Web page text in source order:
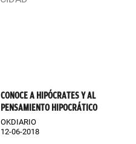
CONOCE A HIPÓCRATES Y AL
PENSAMIENTO HIPOCRÁTICO
OKDIARIO
12-06-2018